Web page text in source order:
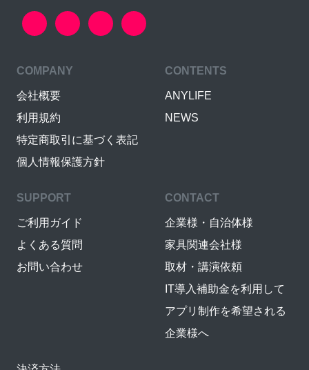
COMPANY
会社概要
利用規約
特定商取引に基づく表記
個人情報保護方針
CONTENTS
ANYLIFE
NEWS
SUPPORT
ご利用ガイド
よくある質問
お問い合わせ
CONTACT
企業様・自治体様
家具関連会社様
取材・講演依頼
IT導入補助金を利用して
アプリ制作を希望される
企業様へ